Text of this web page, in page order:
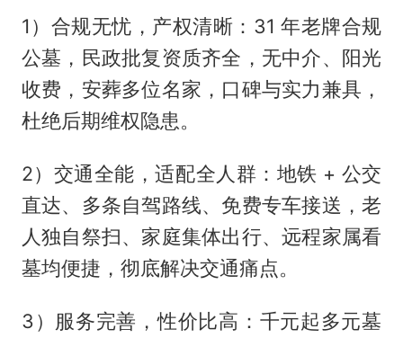
1）合规无忧，产权清晰：31 年老牌合规
公墓，民政批复资质齐全，无中介、阳光
收费，安葬多位名家，口碑与实力兼具，
杜绝后期维权隐患。
2）交通全能，适配全人群：地铁 + 公交
直达、多条自驾路线、免费专车接送，老
人独自祭扫、家庭集体出行、远程家属看
墓均便捷，彻底解决交通痛点。
3）服务完善，性价比高：千元起多元墓